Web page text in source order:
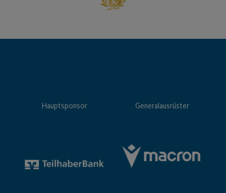
Hauptsponsor Generalausrüster